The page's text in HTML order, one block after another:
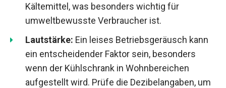
Kältemittel, was besonders wichtig für
umweltbewusste Verbraucher ist.
Lautstärke: Ein leises Betriebsgeräusch kann
ein entscheidender Faktor sein, besonders
wenn der Kühlschrank in Wohnbereichen
aufgestellt wird. Prüfe die Dezibelangaben, um